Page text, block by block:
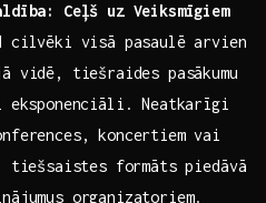
Ceļš uz Veiksmīgiem
cilvēki visā pasaulē arvien‌
vidē,‌ tiešraides pasākumu
Neatkarīgi
koncertiem vai
tiešsaistes formāts piedāvā
organizatoriem.